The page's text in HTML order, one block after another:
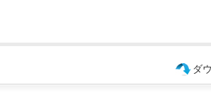
ダ